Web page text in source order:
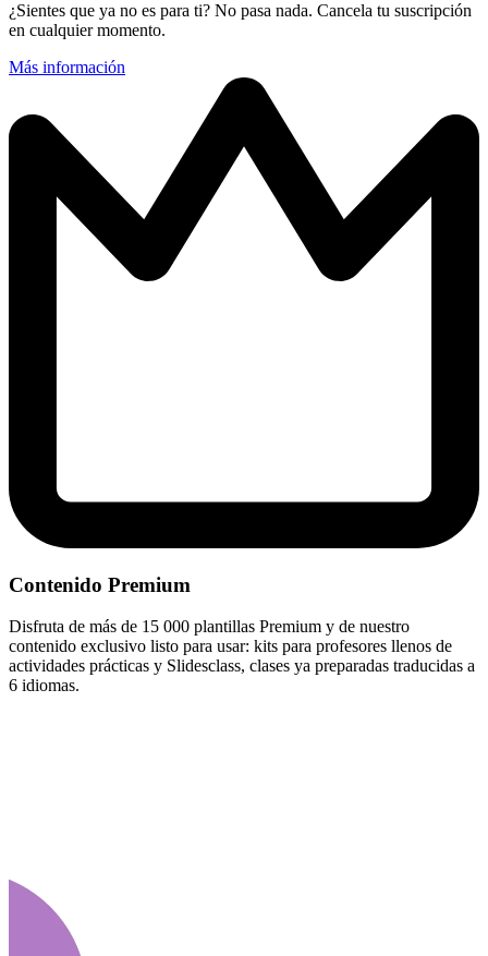
¿Sientes que ya no es para ti? No pasa nada. Cancela tu suscripción
en cualquier momento.
Más información
Contenido Premium
Disfruta de más de 15 000 plantillas Premium y de nuestro
contenido exclusivo listo para usar: kits para profesores llenos de
actividades prácticas y Slidesclass, clases ya preparadas traducidas a
6 idiomas.